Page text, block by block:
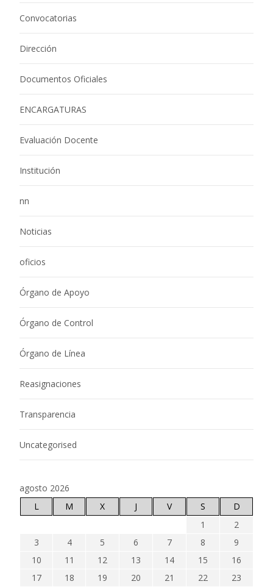
Convocatorias
Dirección
Documentos Oficiales
ENCARGATURAS
Evaluación Docente
Institución
nn
Noticias
oficios
Órgano de Apoyo
Órgano de Control
Órgano de Línea
Reasignaciones
Transparencia
Uncategorised
agosto 2026
L
M X J V S
D
1
2
3
4 5 6 7 8
9
10
11 12 13 14 15
16
17
18 19 20 21 22
23